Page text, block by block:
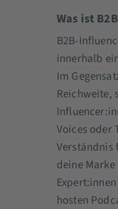
Was ist
B2B-
innerhalb
Im
Reichweite,
Voices oder
Verständnis
deine
hosten